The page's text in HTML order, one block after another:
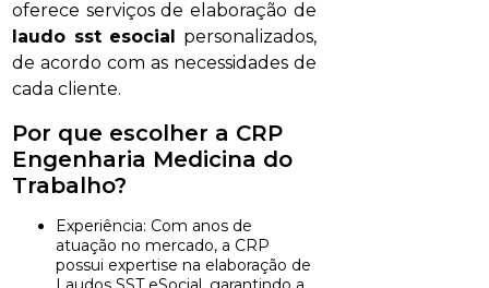
oferece serviços de elaboração de
laudo sst esocial
personalizados,
de acordo com as necessidades de
cada cliente.
Por que escolher a CRP
Engenharia Medicina do
Trabalho?
Experiência: Com anos de
atuação no mercado, a CRP
possui expertise na elaboração de